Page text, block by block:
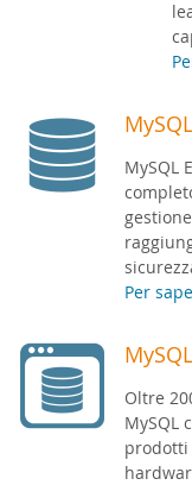
MySQL
Per
Oltre
MySQL
prodotti